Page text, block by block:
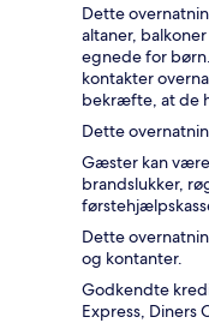
Dette
altaner,
egnede for
kontakter
bekræfte, at de
Dette
Gæster kan
brandslukker,
Dette
og kontanter.
Godkendte
Express, Diners